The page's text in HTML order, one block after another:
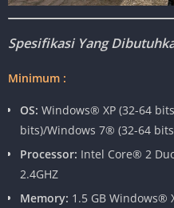
Spesifikasi Yang
Minimum :
OS: Windows® XP (32-64
bits)/Windows 7® (32-64
Processor: Intel Core® 2
2.4GHZ
Memory: 1.5 GB Windows®